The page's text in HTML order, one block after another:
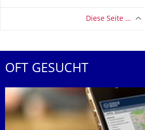
Diese Seite …
OFT GESUCHT